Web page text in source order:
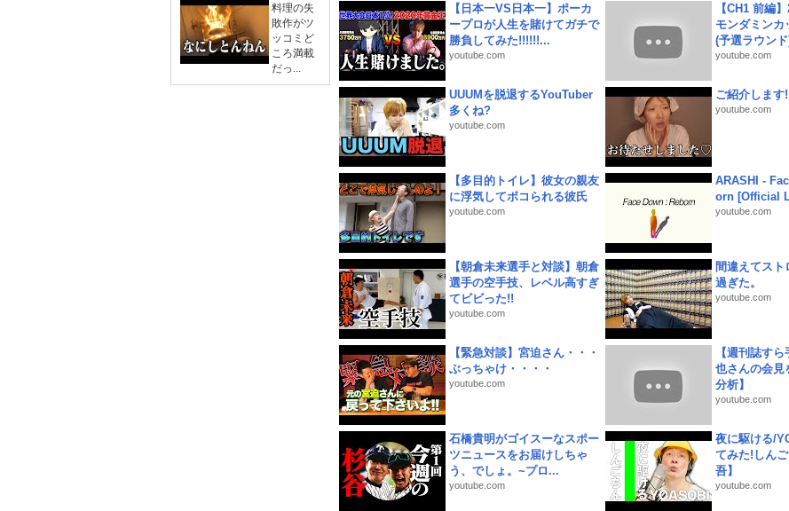
料理の失
敗作がツ
ッコミど
ころ満載
だっ...
【日本一VS日本一】ポーカ
ープロが人生を賭けてガチで
勝負してみた!!!!!!...
youtube.com
【CH1 前編
モンダミンカ
(予選ラウン
youtube.com
UUUMを脱退するYouTuber
多くね?
youtube.com
ご紹介します
youtube.com
【多目的トイレ】彼女の親友
に浮気してボコられる彼氏
youtube.com
ARASHI -
orn [Official
youtube.com
【朝倉未来選手と対談】朝倉
選手の空手技、レベル高すぎ
てビビった!!
youtube.com
間違えてス
過ぎた。
youtube.com
【緊急対談】宮迫さん・・・
ぶっちゃけ・・・・
youtube.com
【週刊誌す
也さんの会見
分析】
youtube.com
石橋貴明がゴイスーなスポー
ツニュースをお届けしちゃ
う、でしょ。~プロ...
youtube.com
夜に駆ける/
てみた!しん
吾】
youtube.com